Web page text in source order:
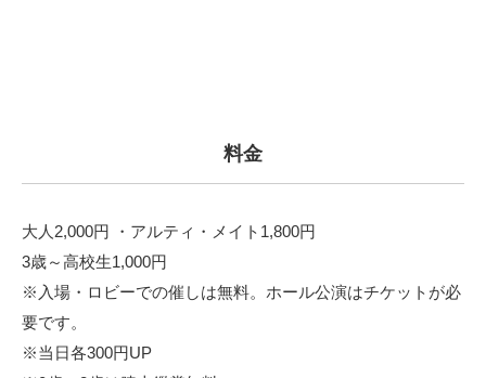
料金
大人2,000円 ・アルティ・メイト1,800円
3歳～高校生1,000円
※入場・ロビーでの催しは無料。ホール公演はチケットが必
要です。
※当日各300円UP